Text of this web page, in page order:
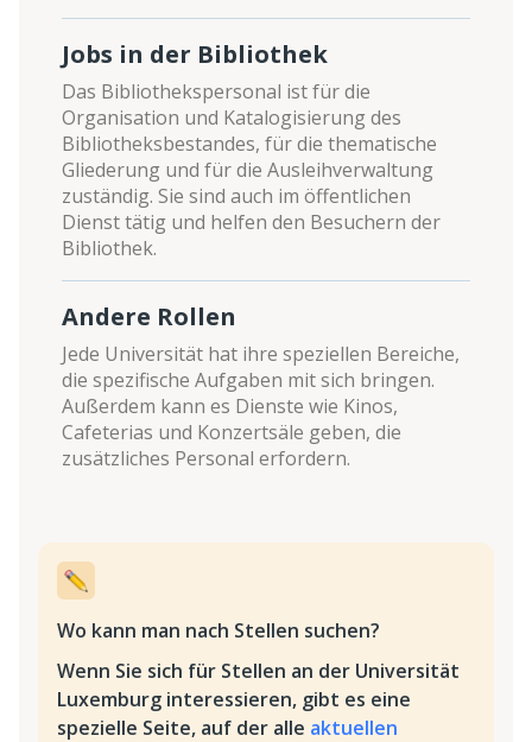
Jobs in der Bibliothek
Das Bibliothekspersonal ist für die
Organisation und Katalogisierung des
Bibliotheksbestandes, für die thematische
Gliederung und für die Ausleihverwaltung
zuständig. Sie sind auch im öffentlichen
Dienst tätig und helfen den Besuchern der
Bibliothek.
Andere Rollen
Jede Universität hat ihre speziellen Bereiche,
die spezifische Aufgaben mit sich bringen.
Außerdem kann es Dienste wie Kinos,
Cafeterias und Konzertsäle geben, die
zusätzliches Personal erfordern.
Wo kann man nach Stellen suchen?
Wenn Sie sich für Stellen an der Universität
Luxemburg interessieren, gibt es eine
spezielle Seite, auf der alle aktuellen